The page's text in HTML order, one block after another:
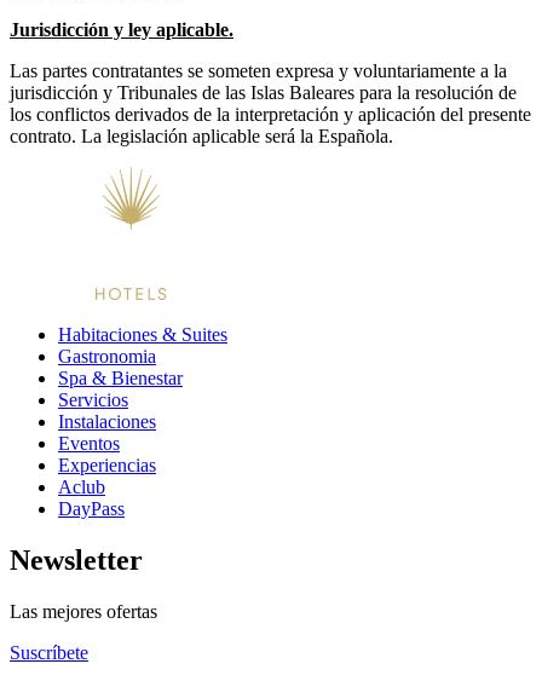
Jurisdicción y ley aplicable.
Las partes contratantes se someten expresa y voluntariamente a la
jurisdicción y Tribunales de las Islas Baleares para la resolución de
los conflictos derivados de la interpretación y aplicación del presente
contrato. La legislación aplicable será la Española.
Habitaciones & Suites
Gastronomia
Spa & Bienestar
Servicios
Instalaciones
Eventos
Experiencias
Aclub
DayPass
Newsletter
Las mejores ofertas
Suscríbete